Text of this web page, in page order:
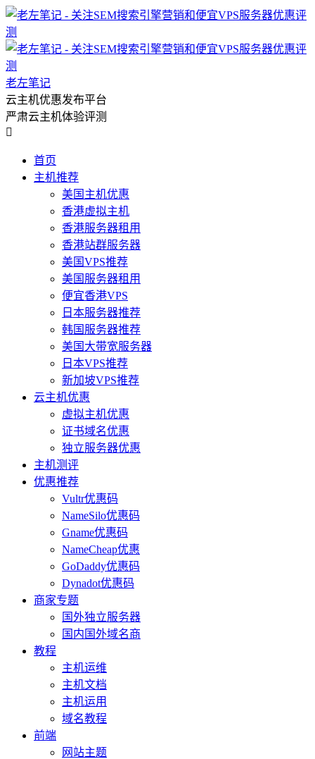
老左笔记
云主机优惠发布平台
严肃云主机体验评测

首页
主机推荐
美国主机优惠
香港虚拟主机
香港服务器租用
香港站群服务器
美国VPS推荐
美国服务器租用
便宜香港VPS
日本服务器推荐
韩国服务器推荐
美国大带宽服务器
日本VPS推荐
新加坡VPS推荐
云主机优惠
虚拟主机优惠
证书域名优惠
独立服务器优惠
主机测评
优惠推荐
Vultr优惠码
NameSilo优惠码
Gname优惠码
NameCheap优惠
GoDaddy优惠码
Dynadot优惠码
商家专题
国外独立服务器
国内国外域名商
教程
主机运维
主机文档
主机运用
域名教程
前端
网站主题